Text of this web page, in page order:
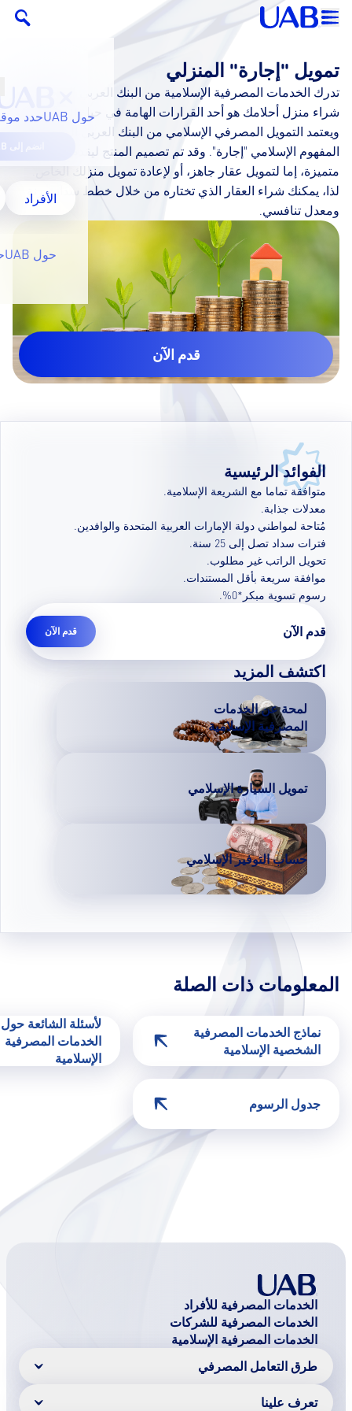
انضم إلى UAB
الأفراد
حول UAB
حول UAB حدد
تمويل "إجارة" المنزلي
تدرك الخدمات المصرفية الإسلامية من البنك العربي المتحد أن
شراء منزل أحلامك هو أحد القرارات الهامة في حياة العميل.
ويعتمد التمويل المصرفي الإسلامي من البنك العربي المتحد على
المفهوم الإسلامي "إجارة". وقد تم تصميم المنتج ليقدم لك خياراتٌ
متميزة، إما لتمويل عقار جاهز، أو لإعادة تمويل منزلك الخاص.
لذا، يمكنك شراء العقار الذي تختاره من خلال خطط سداد مرنة
ومعدل تنافسي.
قدم الآن
الفوائد الرئيسية
متوافقة تماما مع الشريعة الإسلامية.
معدلات جذابة.
مُتاحة لمواطني دولة الإمارات العربية المتحدة والوافدين.
فترات سداد تصل إلى 25 سنة.
تحويل الراتب غير مطلوب.
موافقة سريعة بأقل المستندات.
رسوم تسوية مبكر*0 %.
قدم الآن قدم الآن
اكتشف المزيد
لمحة عن الخدمات
المصرفية الإسلامية
تمويل السيارة الإسلامي
حساب التوفير الإسلامي
المعلومات ذات الصلة
نماذج الخدمات المصرفية
الشخصية الإسلامية
لأسئلة الشائعة حول
الخدمات المصرفية
الإسلامية
جدول الرسوم
الخدمات المصرفية للأفراد
الخدمات المصرفية للشركات
الخدمات المصرفية الإسلامية
طرق التعامل المصرفي
خدمات الهاتف المتحرك
تعرف علينا